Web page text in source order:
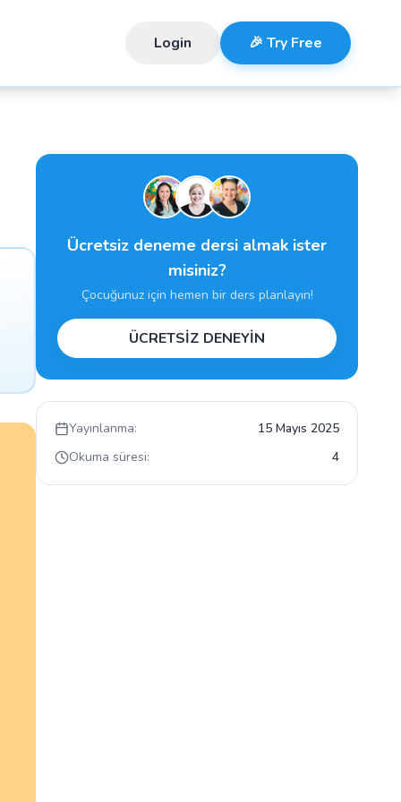
Login 🎉 Try Free
Ücretsiz deneme dersi almak ister
misiniz?
Çocuğunuz için hemen bir ders planlayın!
ÜCRETSİZ DENEYİN
Yayınlanma:
15 Mayıs 2025
Okuma süresi:
4